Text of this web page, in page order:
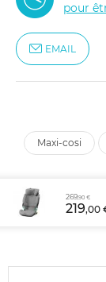
pour
EMAIL
maxi-cosi
269,90 €
219,00